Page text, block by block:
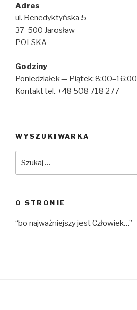
Adres
ul. Benedyktyńska 5
37-500 Jarosław
POLSKA
Godziny
Poniedziałek — Piątek: 8:00–16:00
Kontakt tel. +48 508 718 277
WYSZUKIWARKA
O STRONIE
“bo najważniejszy jest Człowiek…”